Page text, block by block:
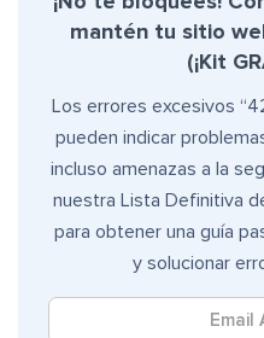
mantén tu sitio
(¡Kit
Los errores excesivos
pueden indicar
incluso amenazas a la
nuestra Lista Definitiva
para obtener una guía
y solucionar